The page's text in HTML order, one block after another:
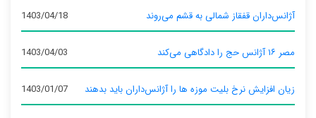
آژانس‌داران قفقاز شمالی به قشم می‌روند 1403/04/18
مصر ۱۶ آژانس حج را دادگاهی می‌کند 1403/04/03
زیان افزایش نرخ بلیت موزه ها را آژانس‌داران باید بدهند 1403/01/07